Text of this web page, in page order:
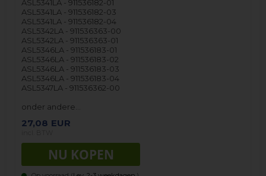
ASL5341LA - 911536182-01
ASL5341LA - 911536182-03
ASL5341LA - 911536182-04
ASL5342LA - 911536363-00
ASL5342LA - 911536363-01
ASL5346LA - 911536183-01
ASL5346LA - 911536183-02
ASL5346LA - 911536183-03
ASL5346LA - 911536183-04
ASL5347LA - 911536362-00
onder andere…
27,08 EUR